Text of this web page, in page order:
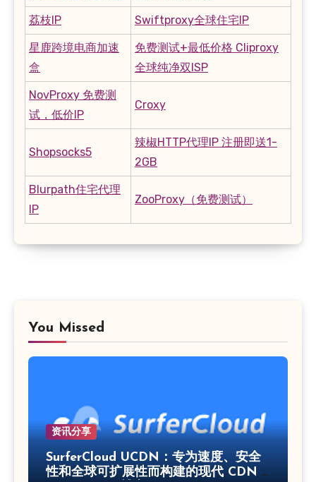
荔枝IP Swiftproxy全球住宅IP
星鹿跨境电商加速
盒
免费测试+最低价格 Cliproxy
全球纯净双ISP
NovProxy 免费测
试，低价IP
Croxy
Shopsocks5
辣椒HTTP代理IP 注册即送1-
2GB
Blurpath住宅代理
IP
ZooProxy（免费测试）
You Missed
资讯分享
SurferCloud UCDN：专为速度、安全
性和全球可扩展性而构建的现代 CDN –